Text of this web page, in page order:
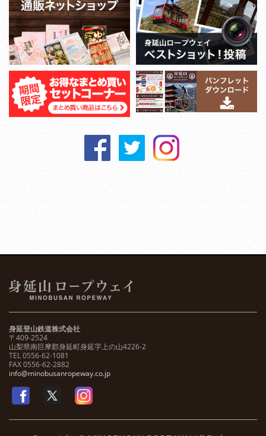
身延登山鉄道株式会社
〒409-2524
山梨県南巨摩郡身延町身延字上の山4226-2
TEL 0556-62-1081
FAX 0556-62-2882
info@minobusanropeway.co.jp